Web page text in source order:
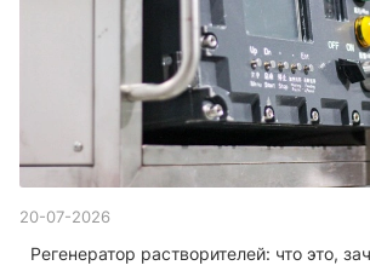
20-07-2026
Регенератор растворителей: что это,